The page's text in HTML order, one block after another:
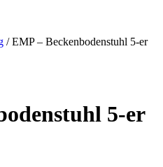
/ EMP – Beckenbodenstuhl 5-er
5-er